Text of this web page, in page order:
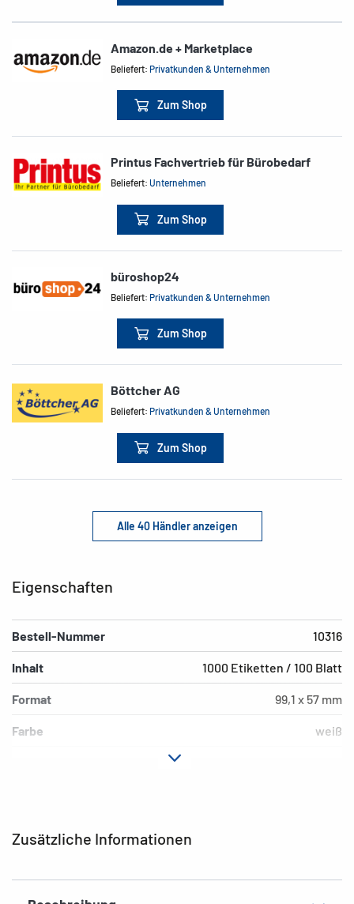
Amazon.de + Marketplace
Beliefert:Privatkunden & Unternehmen
Zum Shop
Printus Fachvertrieb für Bürobedarf
Beliefert:Unternehmen
Zum Shop
büroshop24
Beliefert:Privatkunden & Unternehmen
Zum Shop
Böttcher AG
Beliefert:Privatkunden & Unternehmen
Zum Shop
Alle 40 Händler anzeigen
Zusätzliche Informationen
Eigenschaften
Bestell-Nummer 10316
Inhalt 1000 Etiketten / 100 Blatt
Format 99,1 x 57 mm
Farbe weiß